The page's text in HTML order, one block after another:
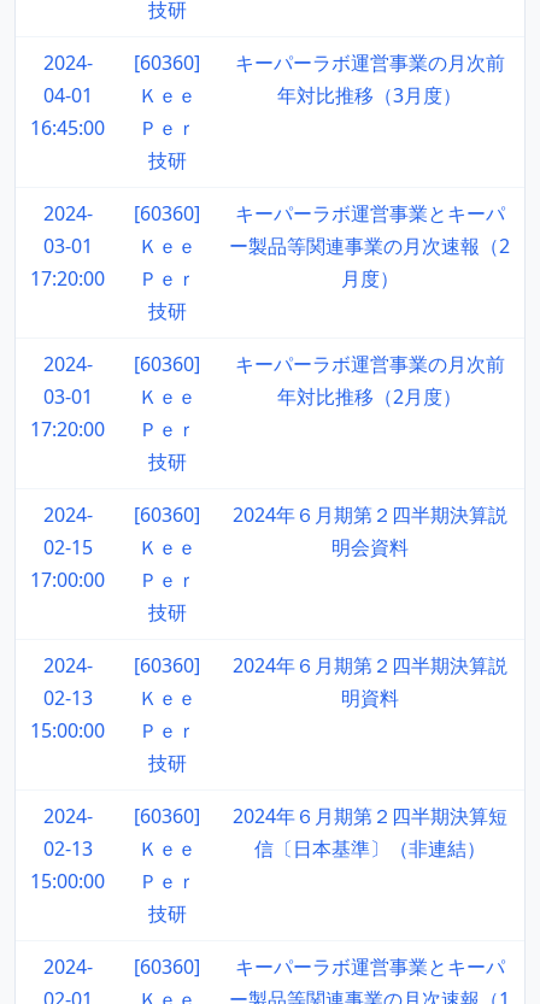
技研
2024-
04-01
16:45:00
[60360]
Ｋｅｅ
Ｐｅｒ
技研
キーパーラボ運営事業の月次前
年対比推移（3月度）
2024-
03-01
17:20:00
[60360]
Ｋｅｅ
Ｐｅｒ
技研
キーパーラボ運営事業とキーパ
ー製品等関連事業の月次速報（2
月度）
2024-
03-01
17:20:00
[60360]
Ｋｅｅ
Ｐｅｒ
技研
キーパーラボ運営事業の月次前
年対比推移（2月度）
2024-
02-15
17:00:00
[60360]
Ｋｅｅ
Ｐｅｒ
技研
2024年６月期第２四半期決算説
明会資料
2024-
02-13
15:00:00
[60360]
Ｋｅｅ
Ｐｅｒ
技研
2024年６月期第２四半期決算説
明資料
2024-
02-13
15:00:00
[60360]
Ｋｅｅ
Ｐｅｒ
技研
2024年６月期第２四半期決算短
信〔日本基準〕（非連結）
2024-
[60360]
キーパーラボ運営事業とキーパ